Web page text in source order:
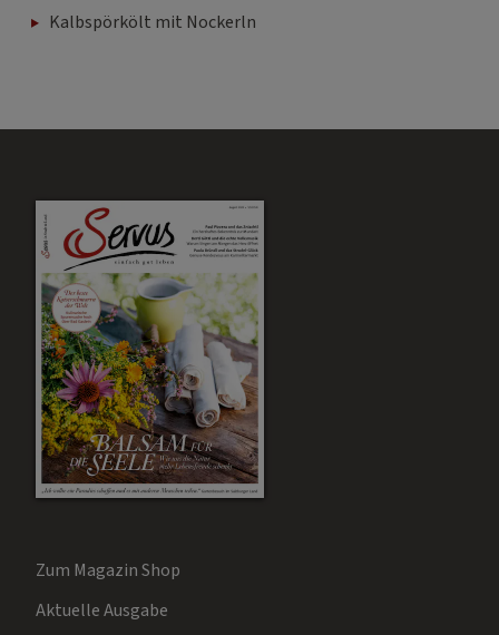
Kalbspörkölt mit Nockerln
Zum Magazin Shop
Aktuelle Ausgabe